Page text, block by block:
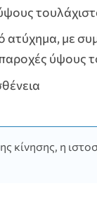
με
ύψους
κίνησης, η